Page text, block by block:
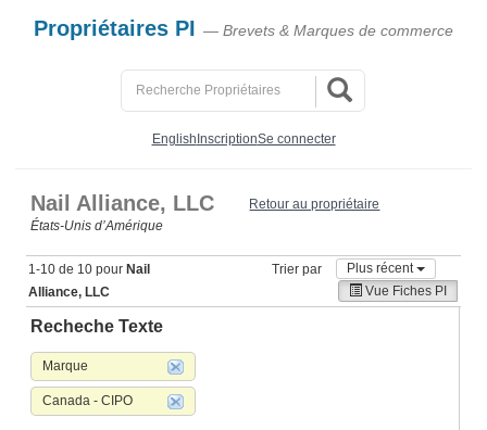
Propriétaires PI — Brevets & Marques de commerce
English InscriptionSe connecter
Nail Alliance, LLC
États‑Unis d’Amérique
Retour au propriétaire
1-10 de 10 pour Nail
Alliance, LLC
Trier par
Plus récent
Vue Fiches PI
Recheche Texte
Marque
Canada - CIPO